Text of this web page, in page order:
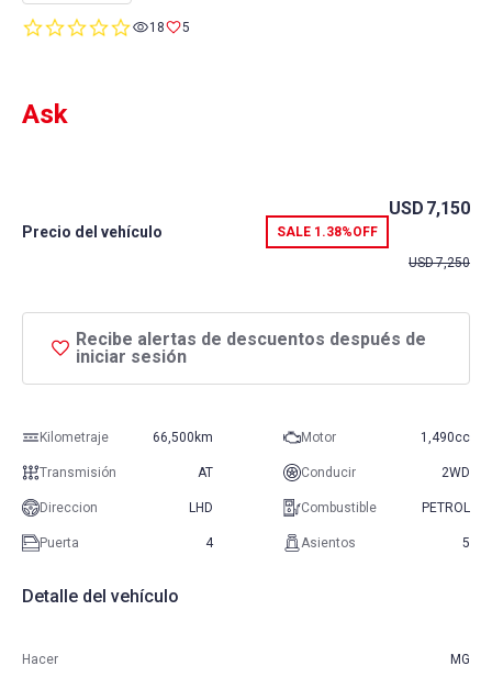
0.018 5
Ask
Precio del vehículo SALE 1.38%OFF
USD 7,150
USD7,250
Recibe alertas de descuentos después de
iniciar sesión
Kilometraje 66,500km Motor 1,490cc
Transmisión AT Conducir 2WD
Direccion LHD Combustible PETROL
Puerta 4 Asientos 5
Detalle del vehículo
Hacer MG